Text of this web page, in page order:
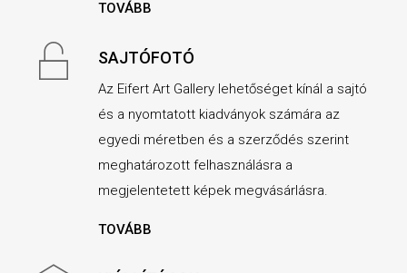
TOVÁBB
SAJTÓFOTÓ
Az Eifert Art Gallery lehetőséget kínál a sajtó
és a nyomtatott kiadványok számára az
egyedi méretben és a szerződés szerint
meghatározott felhasználásra a
megjelentetett képek megvásárlásra.
TOVÁBB